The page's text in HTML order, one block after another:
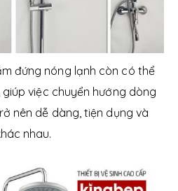
đứng nóng lạnh còn có thể
việc chuyển hướng dòng
nên dễ dàng, tiện dụng và
nhau.